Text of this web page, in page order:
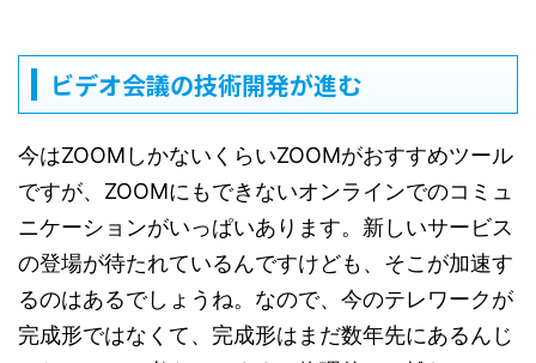
ビデオ会議の技術開発が進む
今はZOOMしかないくらいZOOMがおすすめツール
ですが、ZOOMにもできないオンラインでのコミュ
ニケーションがいっぱいあります。新しいサービス
の登場が待たれているんですけども、そこが加速す
るのはあるでしょうね。なので、今のテレワークが
完成形ではなくて、完成形はまだ数年先にあるんじ